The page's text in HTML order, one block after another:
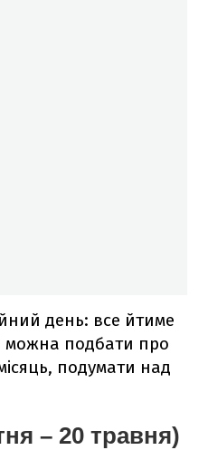
день: все йтиме
можна подбати про
подумати над
– 20 травня)